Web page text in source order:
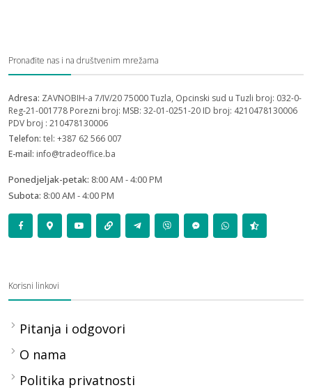
Pronađite nas i na društvenim mrežama
Adresa: ZAVNOBIH-a 7/IV/20 75000 Tuzla, Opcinski sud u Tuzli broj: 032-0-
Reg-21-001778 Porezni broj: MSB: 32-01-0251-20 ID broj: 4210478130006
PDV broj : 210478130006
Telefon: tel: +387 62 566 007
E-mail: info@tradeoffice.ba
Ponedjeljak-petak: 8:00 AM - 4:00 PM
Subota: 8:00 AM - 4:00 PM
Korisni linkovi
Pitanja i odgovori
O nama
Politika privatnosti